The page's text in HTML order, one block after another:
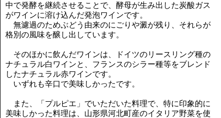
中で発酵を継続させることで、酵母が生み出した炭酸ガス
がワインに溶け込んだ発泡ワインです。
無濾過のためぶどう由来のにごりや澱が残り、それらが
格別の風味を醸し出しています。
そのほかに飲んだワインは、ドイツのリースリング種の
ナチュラル白ワインと、フランスのシラー種等をブレンド
したナチュラル赤ワインです。
いずれも辛口で美味しかったです。
また、「プルピエ」でいただいた料理で、特に印象的に
美味しかった料理は、山形県河北町産のイタリア野菜を使